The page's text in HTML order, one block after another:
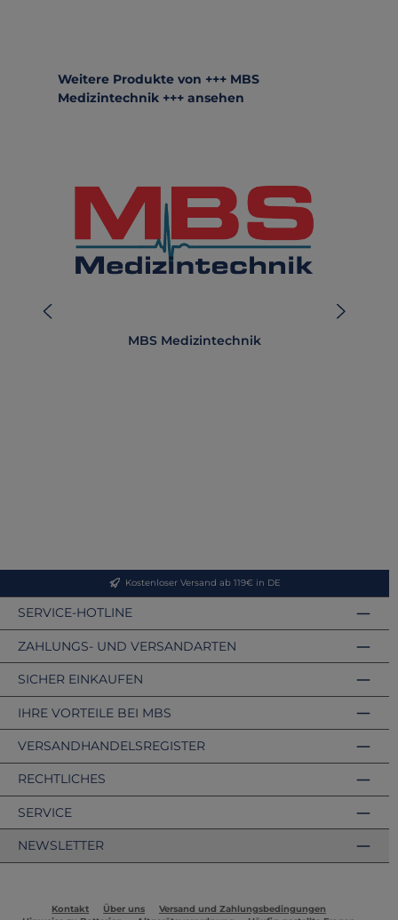
Produktgalerie überspringen
Weitere Produkte von +++ MBS
Medizintechnik +++ ansehen
MBS Medizintechnik
Kostenloser Versand ab 119€ in DE
SERVICE-HOTLINE
ZAHLUNGS- UND VERSANDARTEN
VERSANDHANDELSREGISTER
SICHER EINKAUFEN
IHRE VORTEILE BEI MBS
RECHTLICHES
SERVICE
NEWSLETTER
Kontakt Über uns
Versand und Zahlungsbedingungen